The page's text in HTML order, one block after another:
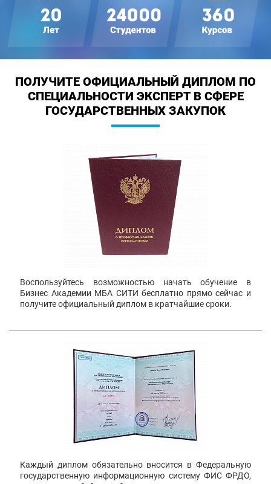
ПОЛУЧИТЕ ОФИЦИАЛЬНЫЙ ДИПЛОМ ПО
СПЕЦИАЛЬНОСТИ ЭКСПЕРТ В СФЕРЕ
ГОСУДАРСТВЕННЫХ ЗАКУПОК
Воспользуйтесь возможностью начать обучение в
Бизнес Академии МБА СИТИ бесплатно прямо сейчас и
получите официальный диплом в кратчайшие сроки.
Каждый диплом обязательно вносится в Федеральную
государственную информационную систему ФИС ФРДО,